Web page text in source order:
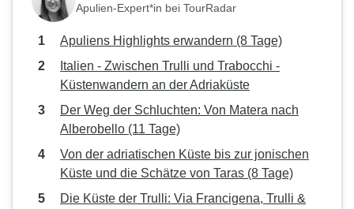
Apulien-Expert*in bei TourRadar
Apuliens Highlights erwandern (8 Tage)
Italien - Zwischen Trulli und Trabocchi -
Küstenwandern an der Adriaküste
Der Weg der Schluchten: Von Matera nach
Alberobello (11 Tage)
Von der adriatischen Küste bis zur jonischen
Küste und die Schätze von Taras (8 Tage)
Die Küste der Trulli: Via Francigena, Trulli &